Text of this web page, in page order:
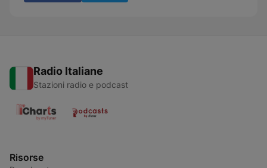
Radio Italiane
Stazioni radio e podcast
Risorse